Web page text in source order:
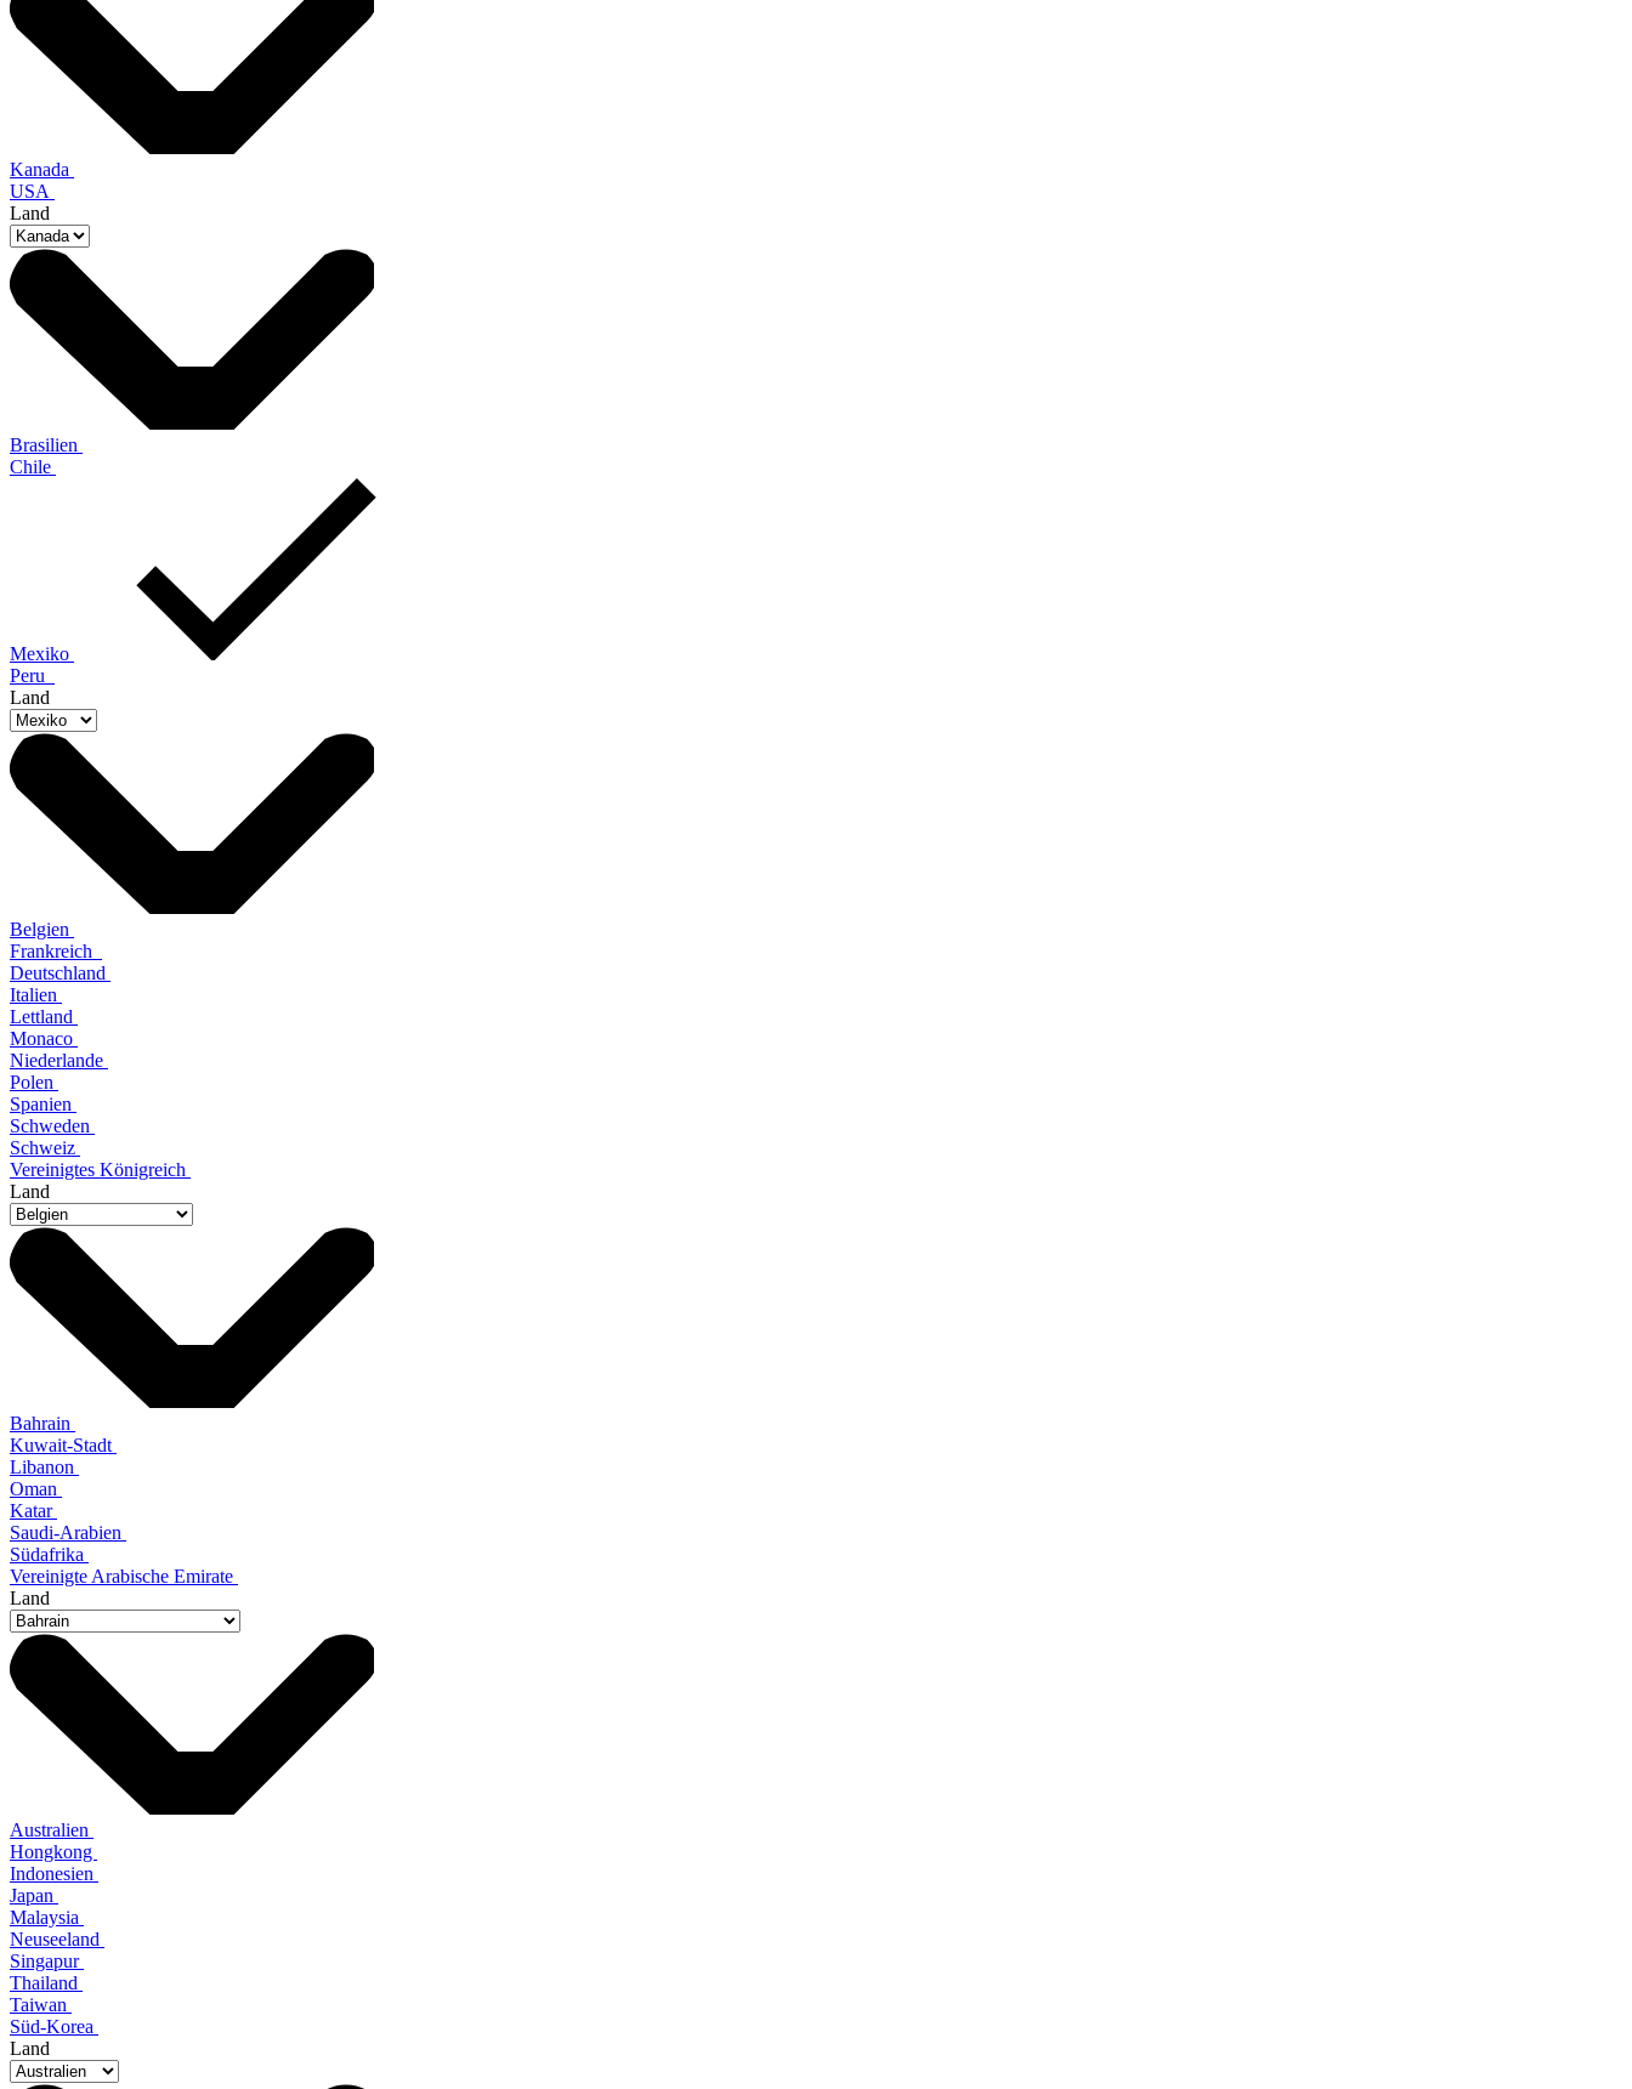
Kanada
USA
Land
Brasilien
Chile
Mexiko
Peru
Land
Belgien
Frankreich
Deutschland
Italien
Lettland
Monaco
Niederlande
Polen
Spanien
Schweden
Schweiz
Vereinigtes Königreich
Land
Bahrain
Kuwait-Stadt
Libanon
Oman
Katar
Saudi-Arabien
Südafrika
Vereinigte Arabische Emirate
Land
Australien
Hongkong
Indonesien
Japan
Malaysia
Neuseeland
Singapur
Thailand
Taiwan
Süd-Korea
Land